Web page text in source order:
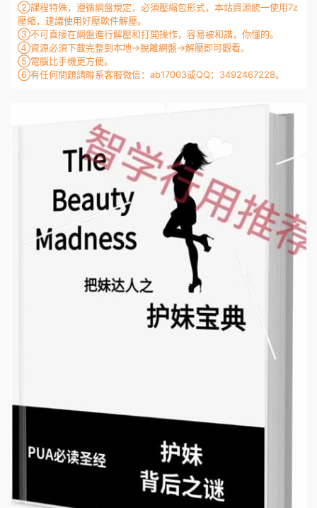
②課程特殊，遵循網盤規定，必須壓縮包形式，本站資源統一使用7z
壓縮，建議使用好壓軟件解壓。
③不可直接在網盤進行解壓和打開操作，容易被和諧，你懂的。
④資源必須下載完整到本地→脫離網盤→解壓即可觀看。
⑤電腦比手機更方便。
⑥有任何問題請聯系客服微信：ab17003或QQ：3492467228。